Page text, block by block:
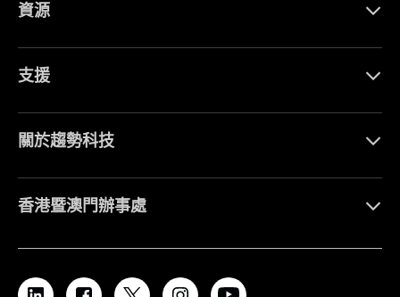
資源
支援
關於趨勢科技
香港暨澳門辦事處